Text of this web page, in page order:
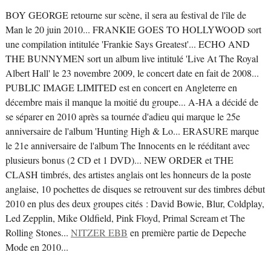
BOY GEORGE retourne sur scène, il sera au festival de l'île de
Man le 20 juin 2010... FRANKIE GOES TO HOLLYWOOD sort
une compilation intitulée 'Frankie Says Greatest'... ECHO AND
THE BUNNYMEN sort un album live intitulé 'Live At The Royal
Albert Hall' le 23 novembre 2009, le concert date en fait de 2008...
PUBLIC IMAGE LIMITED est en concert en Angleterre en
décembre mais il manque la moitié du groupe... A-HA a décidé de
se séparer en 2010 après sa tournée d'adieu qui marque le 25e
anniversaire de l'album 'Hunting High & Lo... ERASURE marque
le 21e anniversaire de l'album The Innocents en le rééditant avec
plusieurs bonus (2 CD et 1 DVD)... NEW ORDER et THE
CLASH timbrés, des artistes anglais ont les honneurs de la poste
anglaise, 10 pochettes de disques se retrouvent sur des timbres début
2010 en plus des deux groupes cités : David Bowie, Blur, Coldplay,
Led Zepplin, Mike Oldfield, Pink Floyd, Primal Scream et The
Rolling Stones... NITZER EBB en première partie de Depeche
Mode en 2010...